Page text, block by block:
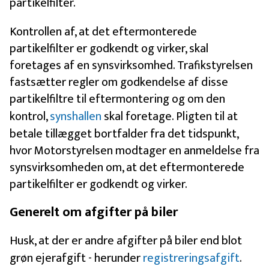
Kontrollen af, at det eftermonterede
partikelfilter er godkendt og virker, skal
foretages af en synsvirksomhed. Trafikstyrelsen
fastsætter regler om godkendelse af disse
partikelfiltre til eftermontering og om den
kontrol,synshallenskal foretage. Pligten til at
betale tillægget bortfalder fra det tidspunkt,
hvor Motorstyrelsen modtager en anmeldelse fra
synsvirksomheden om, at det eftermonterede
partikelfilter er godkendt og virker.
Generelt om afgifter på biler
Husk, at der er andre afgifter på biler end blot
grøn ejerafgift - herunderregistreringsafgift.